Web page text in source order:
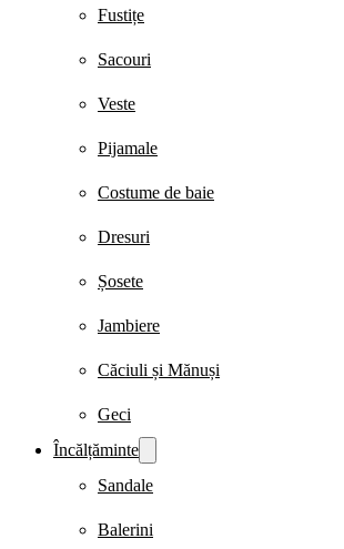
Fustițe
Sacouri
Veste
Pijamale
Costume de baie
Dresuri
Șosete
Jambiere
Căciuli și Mănuși
Geci
Încălțăminte
Sandale
Balerini